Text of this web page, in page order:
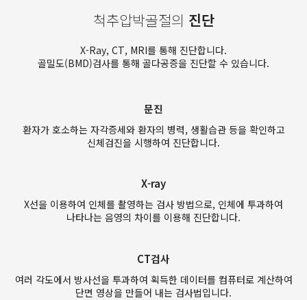
척추압박골절의 진단
X-Ray, CT, MRI를 통해 진단합니다.
골밀도(BMD)검사를 통해 골다공증을 진단할 수 있습니다.
문진
환자가 호소하는 자각증세와 환자의 병력, 생활습관 등을 확인하고
신체검진을 시행하여 진단합니다.
X-ray
X선을 이용하여 인체를 촬영하는 검사 방법으로, 인체에 투과하여
나타나는 음영의 차이를 이용해 진단합니다.
CT검사
여러 각도에서 방사선을 투과하여 획득한 데이터를 컴퓨터로 계산하여
단면 영상을 만들어 내는 검사법입니다.